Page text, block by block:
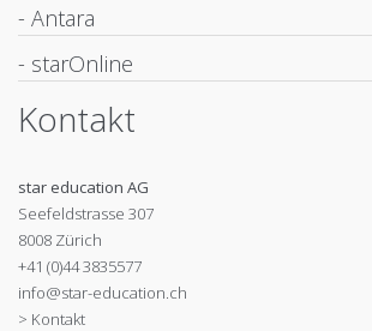
- Antara
- starOnline
Kontakt
star education AG
Seefeldstrasse 307
8008 Zürich
+41 (0)44 3835577
info@star-education.ch
> Kontakt